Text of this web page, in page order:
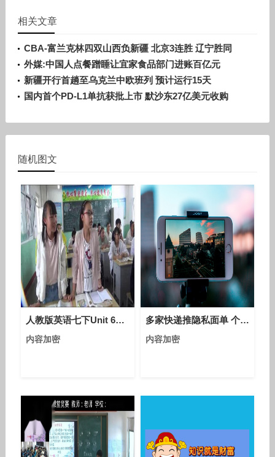
相关文章
CBA-富兰克林四双山西负新疆 北京3连胜 辽宁胜同
曦
外媒:中国人点餐蹭睡让宜家食品部门进账百亿元
新疆开行首趟至乌克兰中欧班列 预计运行15天
国内首个PD-L1单抗获批上市 默沙东27亿美元收购
随机图文
人教版英语七下Unit 6（现在进行时）教学视频实录（刘晓漫）
内容加密
多家快递推隐私面单 个人信息用星号或笑脸代替
内容加密